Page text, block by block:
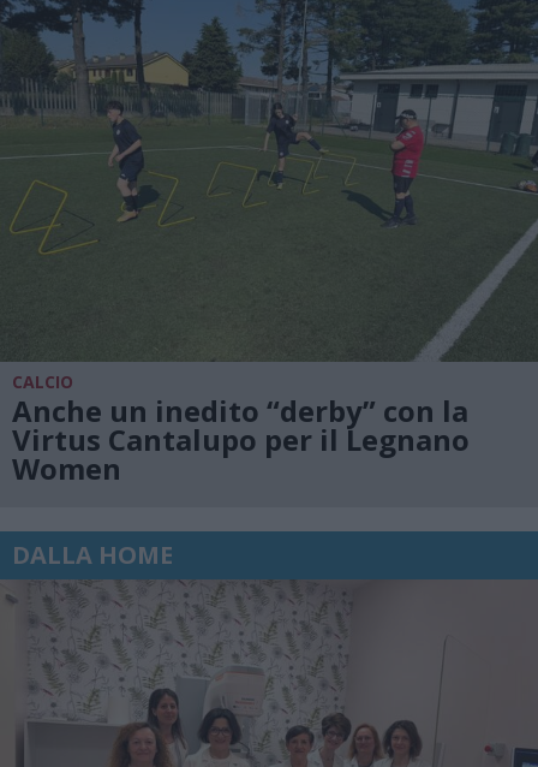
CALCIO
Anche un inedito “derby” con la
Virtus Cantalupo per il Legnano
Women
DALLA HOME